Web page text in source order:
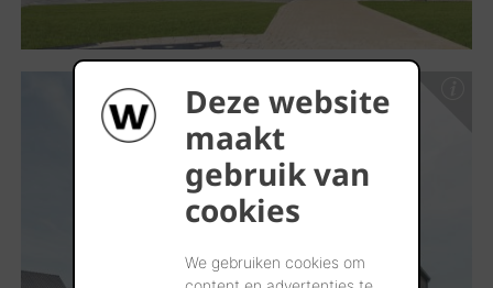
Deze website
maakt
gebruik van
cookies
We gebruiken cookies om